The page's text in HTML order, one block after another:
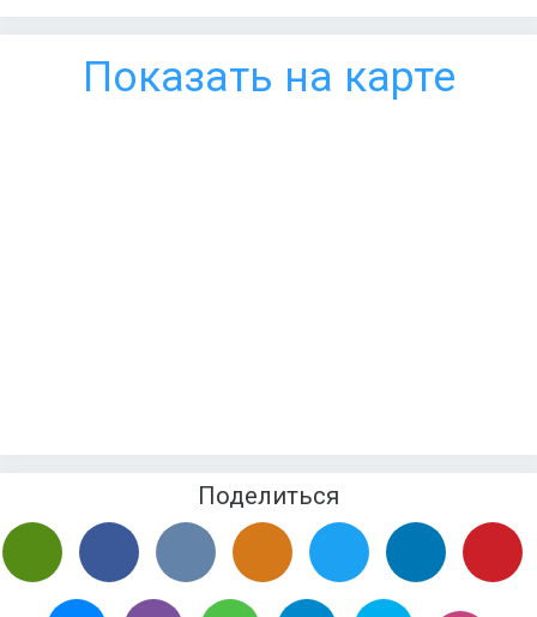
Показать на карте
Поделиться